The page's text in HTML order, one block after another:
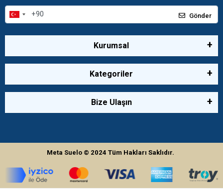
Gönder
Kurumsal
Kategoriler
Bize Ulaşın
Meta Suelo © 2024Tüm Hakları Saklıdır.